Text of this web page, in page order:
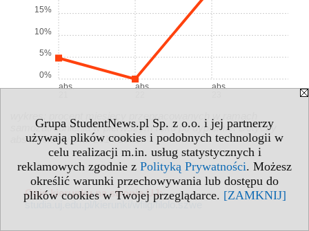
Grupa StudentNews.pl Sp. z o.o. i jej partnerzy
używają plików cookies i podobnych technologii w
celu realizacji m.in. usług statystycznych i
reklamowych zgodnie z Polityką Prywatności. Możesz
określić warunki przechowywania lub dostępu do
plików cookies w Twojej przeglądarce. [ZAMKNIJ]
abs.
abs.
abs.
0%
5%
10%
15%
samozatrudnienia w pierwszym roku po dyplomie. Dotyczy
absolwentów z lat 2014-2023.
Opis kierunku na stronie UJ:
studia.uj.edu.pl/kierunki/wfilg/filolo.szwe